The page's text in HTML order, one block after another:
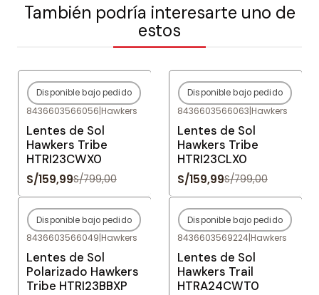
También podría interesarte uno de
estos
-80%OFF
Agotado
Disponible bajo pedido
8436603566056|Hawkers
Lentes de Sol
Hawkers Tribe
HTRI23CWX0
S/159,99S/799,00
-80%OFF
Agotado
Disponible bajo pedido
8436603566063|Hawkers
Lentes de Sol
Hawkers Tribe
HTRI23CLX0
S/159,99S/799,00
-80%OFF
Agotado
Disponible bajo pedido
8436603566049|Hawkers
Lentes de Sol
Polarizado Hawkers
Tribe HTRI23BBXP
-80%OFF
Agotado
Disponible bajo pedido
8436603569224|Hawkers
Lentes de Sol
Hawkers Trail
HTRA24CWT0